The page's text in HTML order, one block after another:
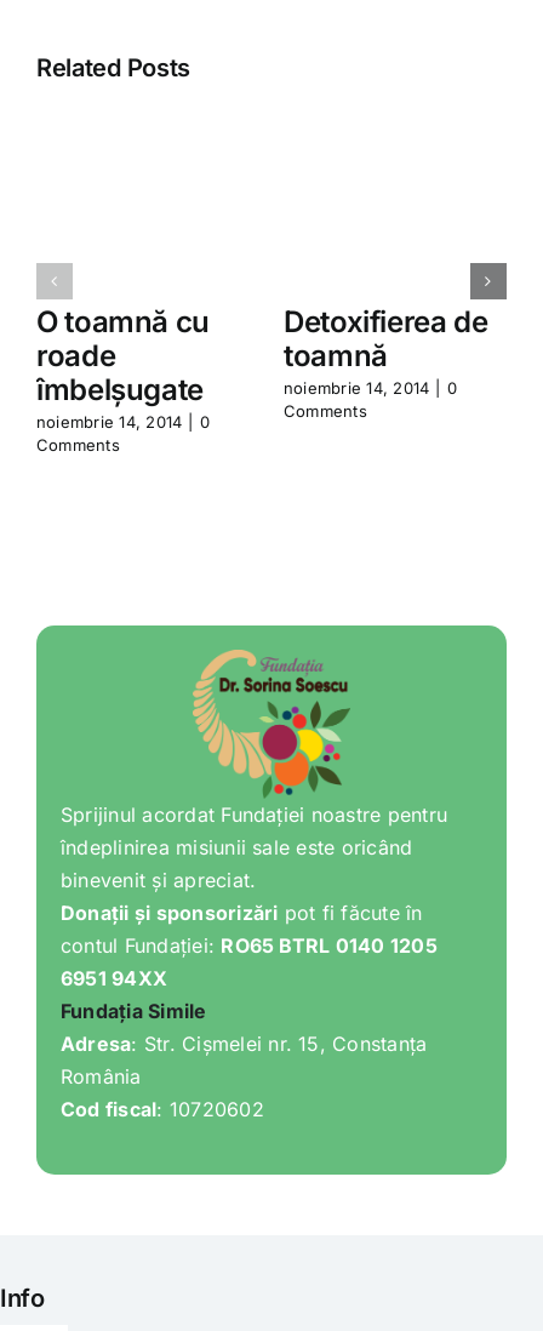
Related Posts
O toamnă cu
roade
îmbelșugate
noiembrie 14, 2014
0
Comments
Detoxifierea de
toamnă
noiembrie 14, 2014
0
Comments
Sprijinul acordat Fundației noastre pentru
îndeplinirea misiunii sale este oricând
binevenit și apreciat.
Donații și sponsorizări pot fi făcute în
contul Fundației: RO65 BTRL 0140 1205
6951 94XX
Fundația Simile
Adresa: Str. Cișmelei nr. 15, Constanța
România
Cod fiscal: 10720602
Info